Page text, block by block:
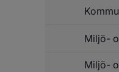
Miljö-
Miljö-